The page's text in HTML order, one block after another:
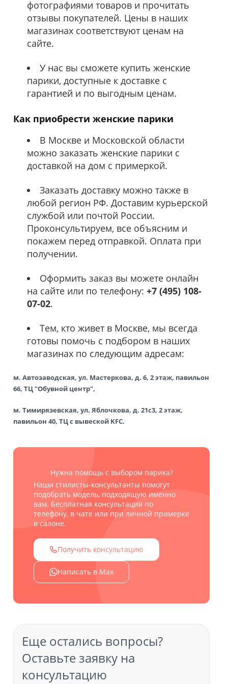
фотографиями товаров и прочитать
отзывы покупателей. Цены в наших
магазинах соответствуют ценам на
сайте.
У нас вы сможете купить женские
парики, доступные к доставке с
гарантией и по выгодным ценам.
Как приобрести женские парики
В Москве и Московской области
можно заказать женские парики с
доставкой на дом с примеркой.
Заказать доставку можно также в
любой регион РФ. Доставим курьерской
службой или почтой России.
Проконсультируем, все объясним и
покажем перед отправкой. Оплата при
получении.
Оформить заказ вы можете онлайн
на сайте или по телефону: +7 (495) 108-
07-02.
Тем, кто живет в Москве, мы всегда
готовы помочь с подбором в наших
магазинах по следующим адресам:
м. Автозаводская, ул. Мастеркова, д. 6, 2 этаж, павильон
66, ТЦ "Обувной центр",
м. Тимирязевская, ул. Яблочкова, д. 21с3, 2 этаж,
павильон 40, ТЦ с вывеской KFC.
Нужна помощь с выбором парика?
Наши стилисты-консультанты помогут
подобрать модель, подходящую именно
вам. Бесплатная консультация по
телефону, в чате или при личной примерке
в салоне.
Получить консультацию
Написать в Max
Еще остались вопросы?
Оставьте заявку на
консультацию